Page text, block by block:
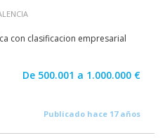
con clasificacion empresarial
De 500.001 a 1.000.000 €
Publicado hace 17 años